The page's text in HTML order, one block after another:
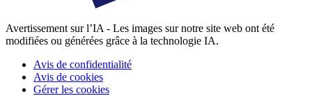
Avertissement sur l’IA - Les images sur notre site web ont été
modifiées ou générées grâce à la technologie IA.
Avis de confidentialité
Avis de cookies
Gérer les cookies